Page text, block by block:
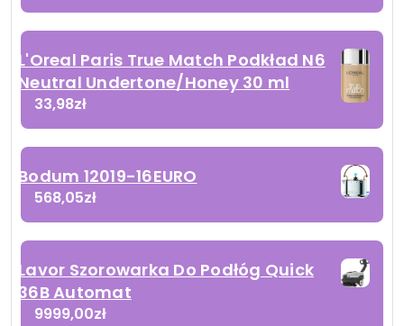
L'Oreal Paris True Match Podkład N6
Neutral Undertone/Honey 30 ml
33,98zł
Bodum 12019-16EURO
568,05zł
Lavor Szorowarka Do Podłóg Quick
36B Automat
9999,00zł